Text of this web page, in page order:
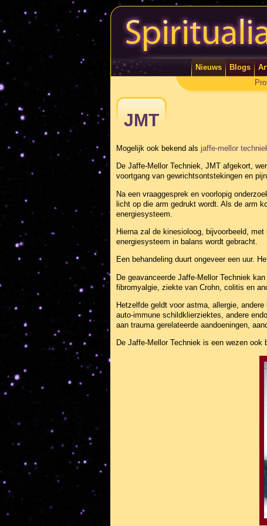
Nieuws Blogs
JMT
Mogelijk ook bekend als jaffe-mellor
De Jaffe-Mellor Techniek, JMT afgekort,
voortgang van gewrichtsontstekingen en
Na een vraaggesprek en voorlopig
licht op die arm gedrukt wordt. Als de arm
energiesysteem.
Hierna zal de kinesioloog, bijvoorbeeld,
energiesysteem in balans wordt gebracht.
Een behandeling duurt ongeveer een uur.
De geavanceerde Jaffe-Mellor Techniek
fibromyalgie, ziekte van Crohn, colitis en
Hetzelfde geldt voor astma, allergie,
auto-immune schildklierziektes, andere
aan trauma gerelateerde aandoeningen,
De Jaffe-Mellor Techniek is een wezen